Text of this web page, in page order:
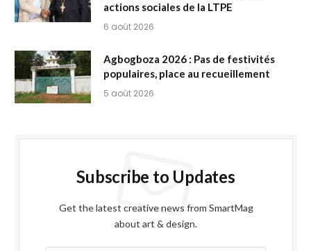
actions sociales de la LTPE
6 août 2026
Agbogboza 2026 : Pas de festivités
populaires, place au recueillement
5 août 2026
Subscribe to Updates
Get the latest creative news from SmartMag
about art & design.